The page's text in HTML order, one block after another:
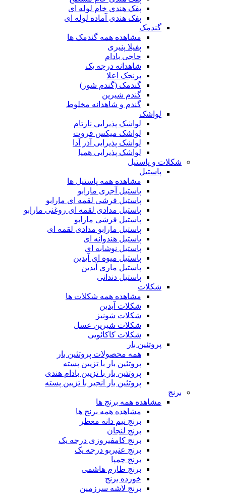
پفک هندی خام لوله ای
پفک هندی آماده لوله ای
گندمک
مشاهده همه گندمک ها
پفیلا پنیری
حاجی بادام
شاهدانه درجه یک
برنجک اعلا
گندمک (گندم شور)
گندم شیرین
گندم و شاهدانه مخلوط
لواشک
لواشک پذیرایی نارتام
لواشک میکس فروت
لواشک پذیرایی آذر آدا
لواشک پذیرایی همپا
شکلات و پاستیل
پاستیل
مشاهده همه پاستیل ها
پاستیل آجری مارابو
پاستیل فرشی لقمه ای مارابو
پاستیل مدادی لقمه ای روغنی مارابو
پاستیل فرشی مارابو
پاستیل مارابو مدادی لقمه ای
پاستیل هندوانه ای
پاستیل نوشابه ای
پاستیل میوه ای آیدین
پاستیل ماری آیدین
پاستیل دندانی
شکلات
مشاهده همه شکلات ها
شکلات آیدین
شکلات شونیز
شکلات شیرین عسل
شکلات کاکائویی
پروتئین بار
همه محصولات پروتئین بار
پروتئین بار با تزیین پسته
پروتئین بار با تزیین بادام هندی
پروتئین بار انجیر با تزیین پسته
برنج
مشاهده همه برنج ها
مشاهده همه برنج ها
برنج نیم دانه معطر
برنج لنجان
برنج کامفیروزی درجه یک
برنج عنبربو درجه یک
برنج چمپا
برنج طارم هاشمی
خورده برنج
برنج لاشه سرزمین